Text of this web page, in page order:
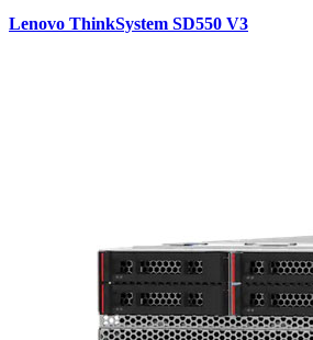
Lenovo ThinkSystem SD550 V3